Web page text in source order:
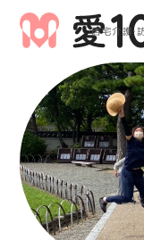
居宅介護・